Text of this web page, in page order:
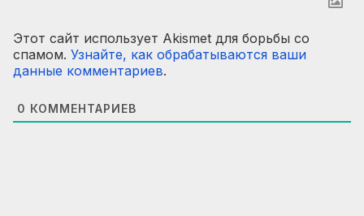
Этот сайт использует Akismet для борьбы со
спамом. Узнайте, как обрабатываются ваши
данные комментариев.
0 КОММЕНТАРИЕВ